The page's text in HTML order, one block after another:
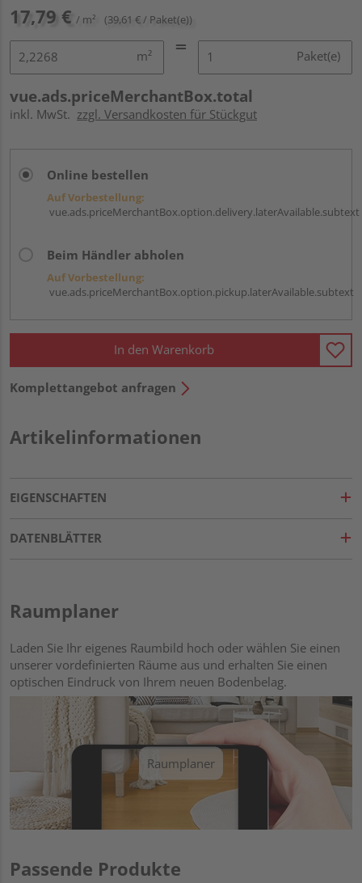
17,79 € / m² (39,61 € / Paket(e))
m² Paket(e)
vue.ads.priceMerchantBox.total
inkl. MwSt. zzgl. Versandkosten für Stückgut
Online bestellen
Auf Vorbestellung:
vue.ads.priceMerchantBox.option.delivery.laterAvailable.subtext
Beim Händler abholen
Auf Vorbestellung:
vue.ads.priceMerchantBox.option.pickup.laterAvailable.subtext
In den Warenkorb
Komplettangebot anfragen
Artikelinformationen
EIGENSCHAFTEN
DATENBLÄTTER
Raumplaner
Laden Sie Ihr eigenes Raumbild hoch oder wählen Sie einen
unserer vordefinierten Räume aus und erhalten Sie einen
optischen Eindruck von Ihrem neuen Bodenbelag.
Raumplaner
Passende Produkte